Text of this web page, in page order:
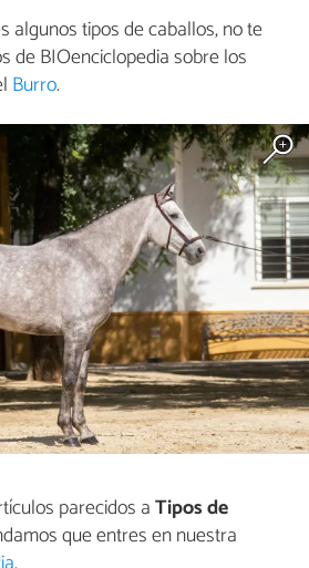
algunos tipos de caballos, no te
de BIOenciclopedia sobre los
Burro.
parecidos aTipos de
que entres en nuestra